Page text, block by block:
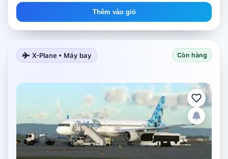
Thêm vào giỏ
X-Plane • Máy bay Còn hàng